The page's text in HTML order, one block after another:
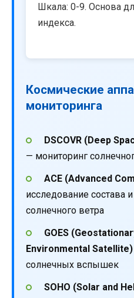
Шкала: 0-9. Основа
индекса.
Космические
мониторинга
DSCOVR (Deep
— мониторинг
ACE (Advanced
исследование состава
солнечного ветра
GOES
Environmental Satellite)
солнечных вспышек
SOHO (Solar and